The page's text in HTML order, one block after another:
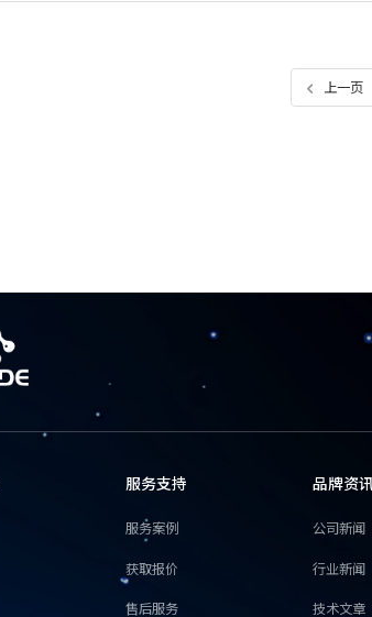
 上一页
服务支持
服务案例
获取报价
售后服务
品牌资
公司新闻
行业新闻
技术文章